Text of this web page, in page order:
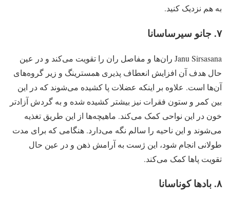
به هم نزدیک کنید.
۷. جانو سیرساسانا
Janu Sirsasana ران‌ها و مفاصل ران را تقویت می‌کند و در عین
حال هدف آن افزایش انعطاف پذیری همسترینگ و زیر گروه‌های
آن‌ها است. علاوه بر اینکه عضلات پا کشیده می‌شوند که در این
بین کمر و ستون فقرات نیز بیشتر کشیده شده و به گردش آزادتر
خون در این نواحی کمک می‌کند. ماهیچه‌ها از این طریق تغذیه
می‌شوند و این ناحیه را سالم نگه می‌دارد. هنگامی که برای مدت
طولانی انجام شود، این ژست به آرامش ذهن و در عین حال
تقویت پاها کمک می‌کند.
۸. بادها کوناسانا